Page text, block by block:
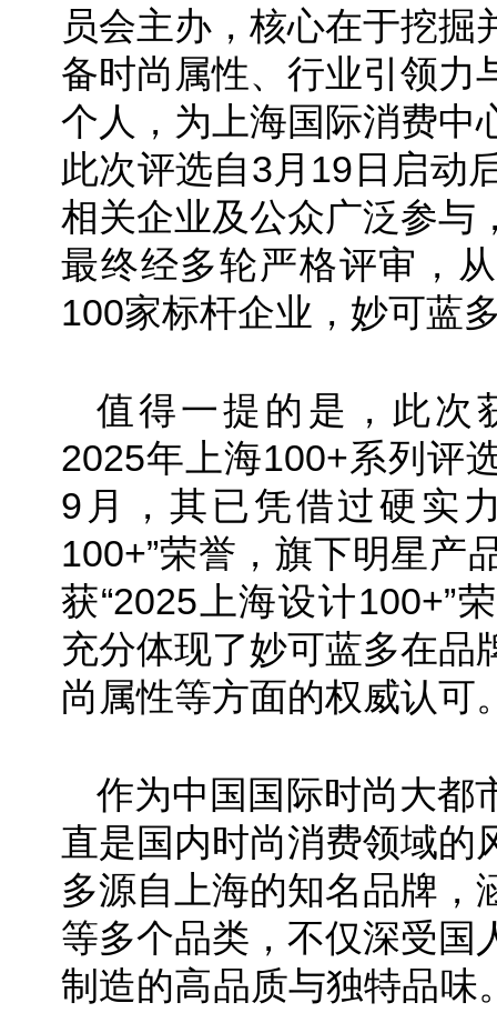
员会主办，核心在于挖掘
备时尚属性、行业引领力
个人，为上海国际消费中
此次评选自3月19日启动
相关企业及公众广泛参与
最终经多轮严格评审，
100家标杆企业，妙可蓝
值得一提的是，此次
2025年上海100+系列评
9月，其已凭借过硬实
100+”荣誉，旗下明星产
获“2025上海设计100+”
充分体现了妙可蓝多在品
尚属性等方面的权威认可
作为中国国际时尚大都
直是国内时尚消费领域的
多源自上海的知名品牌，
等多个品类，不仅深受国
制造的高品质与独特品味